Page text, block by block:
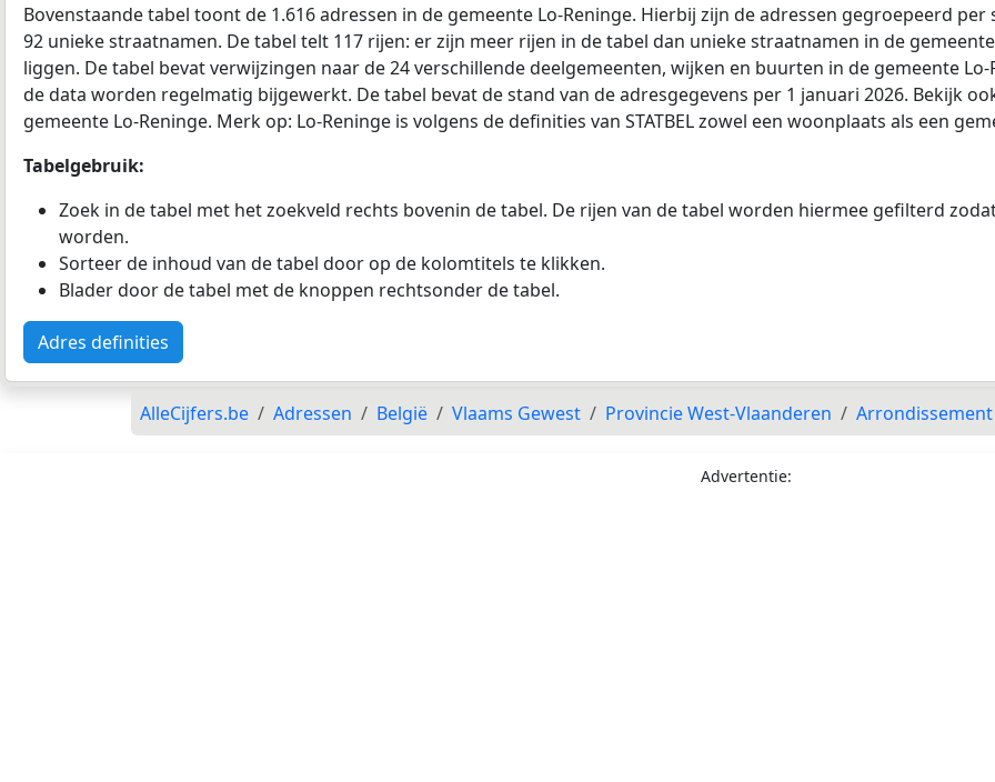
Bovenstaande tabel toont de 1.616 adressen in de gemeente Lo-Reninge. Hierbij zijn de adressen gegroepeerd
92 unieke straatnamen. De tabel telt 117 rijen: er zijn meer rijen in de tabel dan unieke straatnamen in de
liggen. De tabel bevat verwijzingen naar de 24 verschillende deelgemeenten, wijken en buurten in de gemeente
de data worden regelmatig bijgewerkt. De tabel bevat de stand van de adresgegevens per 1 januari 2026. Bekijk
gemeente Lo-Reninge. Merk op: Lo-Reninge is volgens de definities van STATBEL zowel een woonplaats als een
Tabelgebruik:
Zoek in de tabel met het zoekveld rechts bovenin de tabel. De rijen van de tabel worden hiermee gefilterd
worden.
Sorteer de inhoud van de tabel door op de kolomtitels te klikken.
Blader door de tabel met de knoppen rechtsonder de tabel.
Adres definities
AlleCijfers.be Adressen België Vlaams Gewest Provincie West-Vlaanderen
Advertentie: